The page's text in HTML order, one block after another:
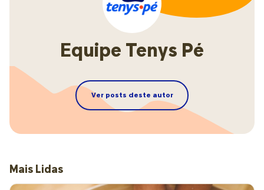
Equipe Tenys Pé
Ver posts deste autor
Mais Lidas